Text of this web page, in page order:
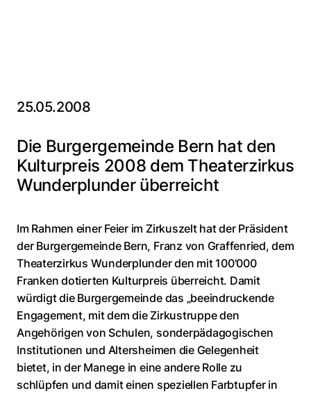
25.05.2008
Die Burgergemeinde Bern hat den
Kulturpreis 2008 dem Theaterzirkus
Wunderplunder überreicht
Im Rahmen einer Feier im Zirkuszelt hat der Präsident
der Burgergemeinde Bern, Franz von Graffenried, dem
Theaterzirkus Wunderplunder den mit 100'000
Franken dotierten Kulturpreis überreicht. Damit
würdigt die Burgergemeinde das „beeindruckende
Engagement, mit dem die Zirkustruppe den
Angehörigen von Schulen, sonderpädagogischen
Institutionen und Altersheimen die Gelegenheit
bietet, in der Manege in eine andere Rolle zu
schlüpfen und damit einen speziellen Farbtupfer in